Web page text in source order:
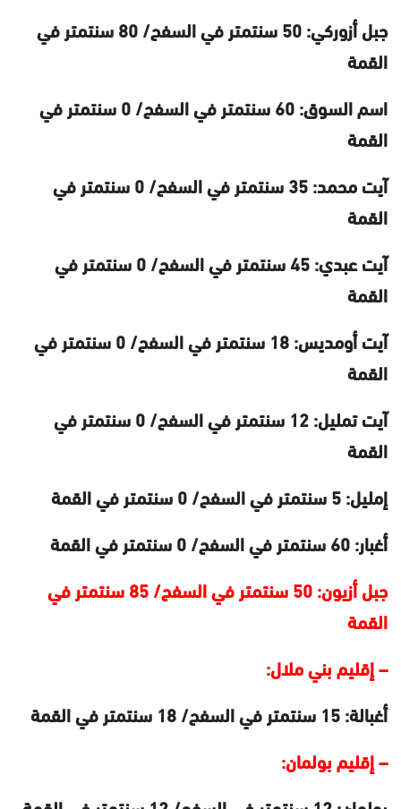
جبل أزوركي: 50 سنتمتر في السفح/ 80 سنتمتر في
القمة
اسم السوق: 60 سنتمتر في السفح/ 0 سنتمتر في
القمة
آيت محمد: 35 سنتمتر في السفح/ 0 سنتمتر في
القمة
آيت عبدي: 45 سنتمتر في السفح/ 0 سنتمتر في
القمة
آيت أومديس: 18 سنتمتر في السفح/ 0 سنتمتر في
القمة
آيت تمليل: 12 سنتمتر في السفح/ 0 سنتمتر في
القمة
إمليل: 5 سنتمتر في السفح/ 0 سنتمتر في القمة
أغبار: 60 سنتمتر في السفح/ 0 سنتمتر في القمة
جبل أزيون: 50 سنتمتر في السفح/ 85 سنتمتر في
القمة
– إقليم بني ملال:
أغبالة: 15 سنتمتر في السفح/ 18 سنتمتر في القمة
– إقليم بولمان: